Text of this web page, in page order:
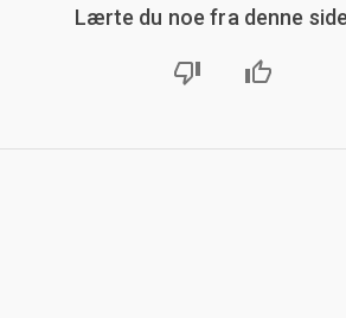
Lærte du noe fra denne